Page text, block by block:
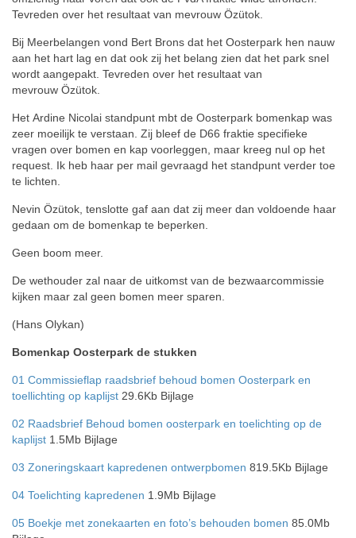
Tevreden over het resultaat van mevrouw Özütok.
Bij Meerbelangen vond Bert Brons dat het Oosterpark hen nauw
aan het hart lag en dat ook zij het belang zien dat het park snel
wordt aangepakt. Tevreden over het resultaat van
mevrouw Özütok.
Het Ardine Nicolai standpunt mbt de Oosterpark bomenkap was
zeer moeilijk te verstaan. Zij bleef de D66 fraktie specifieke
vragen over bomen en kap voorleggen, maar kreeg nul op het
request. Ik heb haar per mail gevraagd het standpunt verder toe
te lichten.
Nevin Özütok, tenslotte gaf aan dat zij meer dan voldoende haar
gedaan om de bomenkap te beperken.
Geen boom meer.
De wethouder zal naar de uitkomst van de bezwaarcommissie
kijken maar zal geen bomen meer sparen.
(Hans Olykan)
Bomenkap Oosterpark de stukken
01 Commissieflap raadsbrief behoud bomen Oosterpark en
toellichting op kaplijst 29.6Kb Bijlage
02 Raadsbrief Behoud bomen oosterpark en toelichting op de
kaplijst 1.5Mb Bijlage
03 Zoneringskaart kapredenen ontwerpbomen 819.5Kb Bijlage
04 Toelichting kapredenen 1.9Mb Bijlage
05 Boekje met zonekaarten en foto’s behouden bomen 85.0Mb